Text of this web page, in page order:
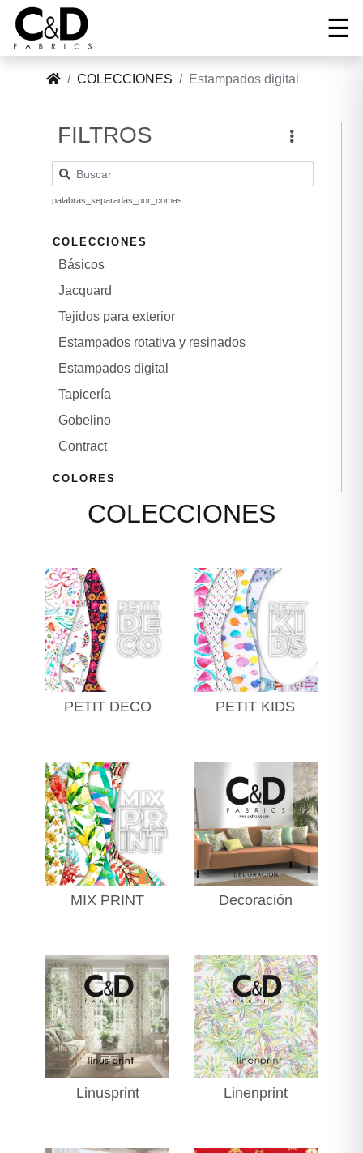
☰
cnd@cndfabrics.com
COLECCIONES
NOTICIAS
CONTACTO
IDIOMAS
COLECCIONES Estampados digital
FILTROS
palabras_separadas_por_comas
COLECCIONES
Básicos
Jacquard
Tejidos para exterior
Estampados rotativa y resinados
Estampados digital
Tapicería
Gobelino
Contract
COLORES
COLECCIONES
PETIT DECO PETIT KIDS
MIX PRINT Decoración
Linusprint Linenprint